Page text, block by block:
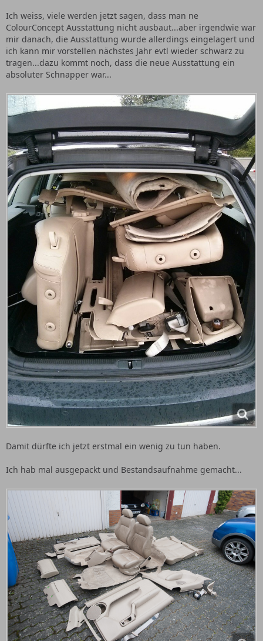
Ich weiss, viele werden jetzt sagen, dass man ne
ColourConcept Ausstattung nicht ausbaut...aber irgendwie war
mir danach, die Ausstattung wurde allerdings eingelagert und
ich kann mir vorstellen nächstes Jahr evtl wieder schwarz zu
tragen...dazu kommt noch, dass die neue Ausstattung ein
absoluter Schnapper war...
Damit dürfte ich jetzt erstmal ein wenig zu tun haben.
Ich hab mal ausgepackt und Bestandsaufnahme gemacht...